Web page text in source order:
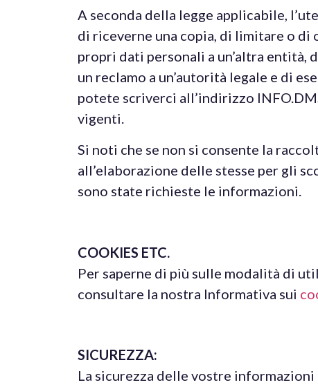
A seconda della legge applicabile,
di riceverne una copia, di limitare o
propri dati personali a un’altra
un reclamo a un’autorità legale e di
potete scriverci all’indirizzo
vigenti.
Si noti che se non si consente la
all’elaborazione delle stesse per gli
sono state richieste le informazioni.
COOKIES ETC.
Per saperne di più sulle modalità di
consultare la nostra Informativa sui
SICUREZZA:
La sicurezza delle vostre